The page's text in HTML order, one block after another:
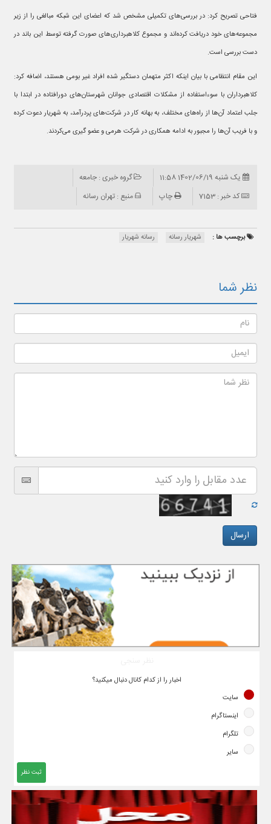
فتاحی تصریح کرد: در بررسی‌های تکمیلی مشخص شد که اعضای این شبکه مبالغی را از زیر
مجموعه‌های خود دریافت کرده‌اند و مجموع کلاهبرداری‌های صورت گرفته توسط این باند در
دست بررسی است.
این مقام انتظامی با بیان اینکه اکثر متهمان دستگیر شده افراد غیر بومی هستند، اضافه کرد:
کلاهبرداران با سوءاستفاده از مشکلات اقتصادی جوانان شهرستان‌های دورافتاده در ابتدا با
جلب اعتماد آن‌ها از راه‌های مختلف، به بهانه کار در شرکت‌های پردرآمد، به شهریار دعوت کرده
و با فریب آن‌ها را مجبور به ادامه همکاری در شرکت هرمی و عضو گیری می‌کردند.
یک شنبه 1402/06/19 11:58
گروه خبری : جامعه
کد خبر : 7153
چاپ منبع : تهران رسانه
برچسب ها : شهریار رسانه رسانه شهریار
نظر شما
اخبار را از کدام کانال دنبال میکنید؟
سایت
اینستاگرام
تلگرام
سایر
ثبت نظر